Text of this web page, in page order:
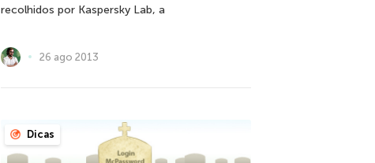
recolhidos por Kaspersky Lab, a
26 ago 2013
Dicas